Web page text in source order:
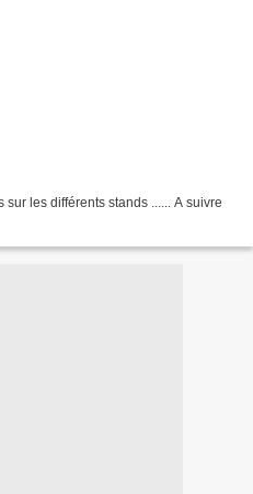
les différents stands ...... A suivre